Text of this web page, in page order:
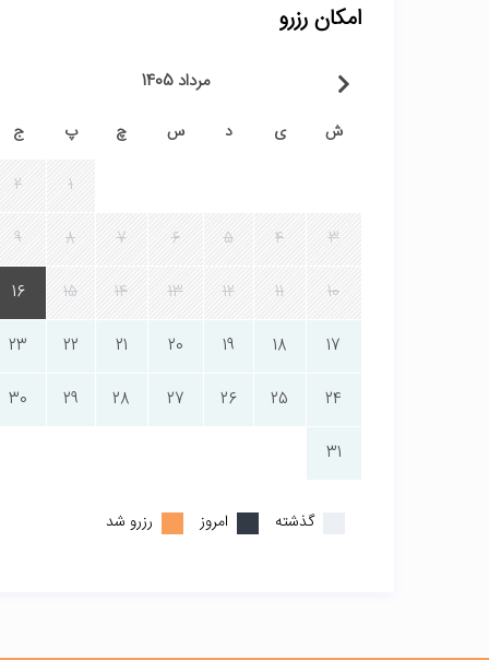
امکان رزرو
مرداد 1405
ش ی د س چ پ ج
1
2
3
4
5
6
7
8
9
10
11
12
13
14
15
16
17
18
19
20
21
22
23
24
25
26
27
28
29
30
31
گذشته امروز رزرو شد